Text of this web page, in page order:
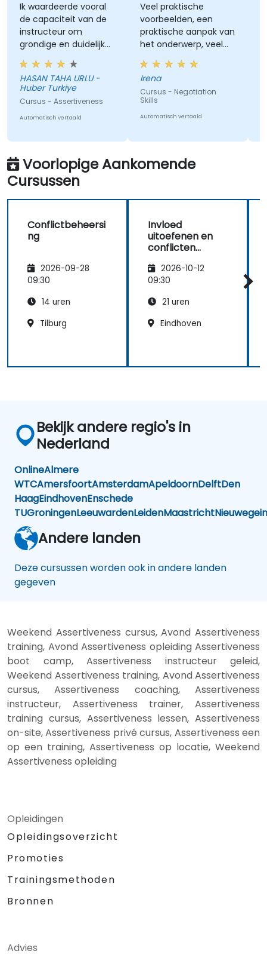
Ik waardeerde vooral
de capaciteit van de
instructeur om
grondige en duidelijk
uitgelegde
antwoorden te geven
op vragen die
specifiek gericht
waren op mijn
persoonlijke situatie.
HASAN TAHA URLU -
Huber Turkiye
Cursus - Assertiveness
Automatisch vertaald
Veel praktische
voorbeelden, een
praktische aanpak van
het onderwerp, veel
nuttige informatie, de
trainer is uitstekend
Irena
Cursus - Negotiation
Skills
Automatisch vertaald
Voorlopige Aankomende
Cursussen
Conflictbeheersi
ng
2026-09-28
09:30
14 uren
Tilburg
Invloed
uitoefenen en
conflicten
2026-10-12
09:30
21 uren
Eindhoven
Bekijk andere regio's in
Nederland
OnlineAlmere
WTCAmersfoortAmsterdamApeldoornDelftDen
HaagEindhovenEnschede
TUGroningenLeeuwardenLeidenMaastrichtNieuwegein
Andere landen
Deze cursussen worden ook in andere landen
gegeven
Weekend Assertiveness cursus, Avond Assertiveness
training, Avond Assertiveness opleiding Assertiveness
boot camp, Assertiveness instructeur geleid,
Weekend Assertiveness training, Avond Assertiveness
cursus, Assertiveness coaching, Assertiveness
instructeur, Assertiveness trainer, Assertiveness
training cursus, Assertiveness lessen, Assertiveness
on-site, Assertiveness privé cursus, Assertiveness een
op een training, Assertiveness op locatie, Weekend
Assertiveness opleiding
Opleidingen
Opleidingsoverzicht
Promoties
Trainingsmethoden
Bronnen
Advies